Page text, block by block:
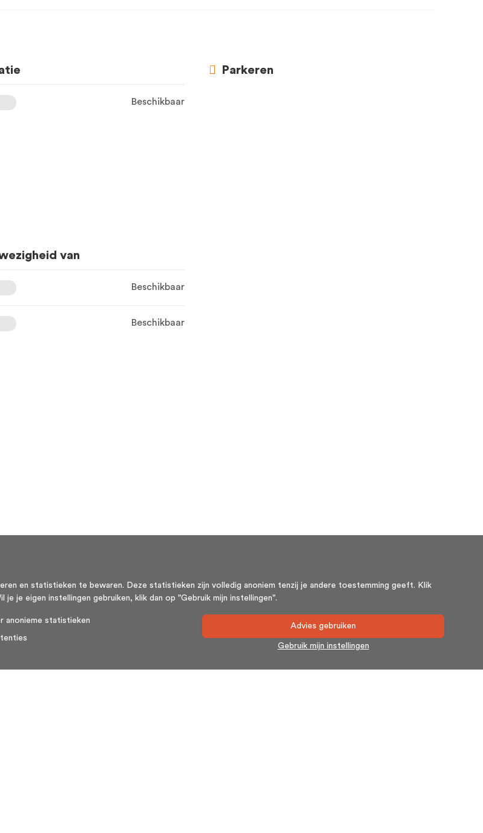
Beschikbaar
Parkeren
van
Beschikbaar
Beschikbaar
en statistieken te bewaren. Deze statistieken zijn volledig anoniem tenzij je andere toestemming geeft. Klik
je eigen instellingen gebruiken, klik dan op "Gebruik mijn instellingen".
anonieme statistieken
Advies gebruiken
Gebruik mijn instellingen